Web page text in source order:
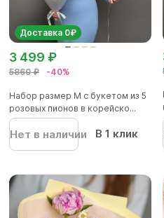
Доставка 0₽
5860 ₽ -40%
3 499 ₽
Набор размер M с букетом из 5
розовых пионов в корейско...
Нет в наличии В 1 клик